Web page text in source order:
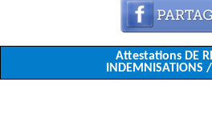
Attestations DE
INDEMNISATIONS